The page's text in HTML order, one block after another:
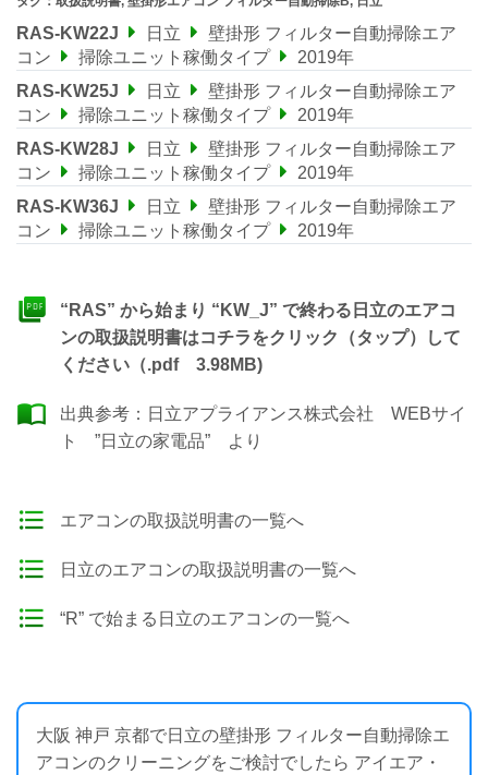
RAS-KW22J 日立
壁掛形 フィルター自動掃除エア
コン
掃除ユニット稼働タイプ
2019年
RAS-KW25J
日立
壁掛形 フィルター自動掃除エア
コン
掃除ユニット稼働タイプ
2019年
RAS-KW28J
日立
壁掛形 フィルター自動掃除エア
コン
掃除ユニット稼働タイプ
2019年
RAS-KW36J
日立
壁掛形 フィルター自動掃除エア
コン
掃除ユニット稼働タイプ 2019年
“RAS” から始まり “KW_J” で終わる日立のエアコ
ンの取扱説明書はコチラをクリック（タップ）して
ください（.pdf 3.98MB)
出典参考： 日立アプライアンス株式会社 WEBサイ
ト ”日立の家電品” より
エアコンの取扱説明書の一覧へ
日立のエアコンの取扱説明書の一覧へ
“R” で始まる日立のエアコンの一覧へ
大阪 神戸 京都で日立の壁掛形 フィルター自動掃除エ
アコンのクリーニングをご検討でしたら アイエア・